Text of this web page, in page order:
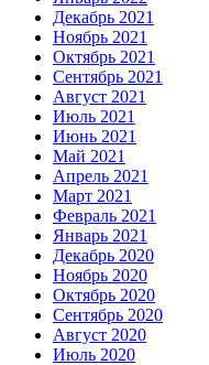
Декабрь 2021
Ноябрь 2021
Октябрь 2021
Сентябрь 2021
Август 2021
Июль 2021
Июнь 2021
Май 2021
Апрель 2021
Март 2021
Февраль 2021
Январь 2021
Декабрь 2020
Ноябрь 2020
Октябрь 2020
Сентябрь 2020
Август 2020
Июль 2020